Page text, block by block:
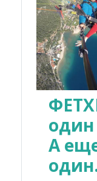
один
А